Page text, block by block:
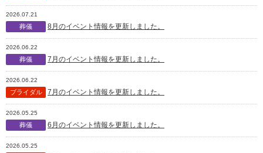
2026.07.21
葬儀 8月のイベント情報を更新しました。
2026.06.22
葬儀 7月のイベント情報を更新しました。
2026.06.22
ブライダル 7月のイベント情報を更新しました。
2026.05.25
葬儀 6月のイベント情報を更新しました。
2026.05.25